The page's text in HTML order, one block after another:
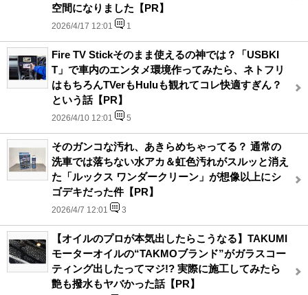
空間になりました【PR】
2026/4/17 12:01 1
Fire TV Stickそのまま使えるの神では？「USBKI
T」で車内のエンタメ環境作ってみたら、ネトフリ
はもちろんTVerもHuluも観れてコレ快適すぎん？
という話【PR】
2026/4/10 12:01 5
そのガンコな汚れ、あきらめちゃってる？ 通常の
洗車では落ちない水アカ＆虹色汚れがスルッと消え
た「ルックス ワンダークリーン」が想像以上にシ
ゴデキだった件【PR】
2026/4/7 12:01 3
【オイルのプロが本気出したらこうなる】TAKUMI
モーターオイルの“TAKMOブランド”がガラスコー
ティング出したってマジ!? 実際に施工してみたら
艶も撥水もヤバかった話【PR】